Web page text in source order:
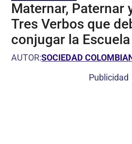
Maternar, Paternar
Tres Verbos que
conjugar la Escuela
AUTOR:SOCIEDAD
Publicidad